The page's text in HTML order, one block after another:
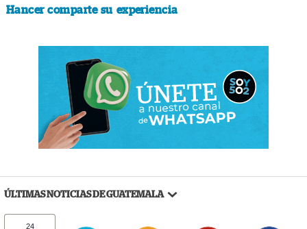
Hancer comparte su experiencia
ÚLTIMAS NOTICIAS DE GUATEMALA
24